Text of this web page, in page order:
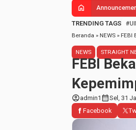
home
TRENDING TAGS
Beranda » NEWS » FEBI
NEWS STRAIGHT
FEBI
account_circleadmin1 calendar_monthSel, 31
Facebook